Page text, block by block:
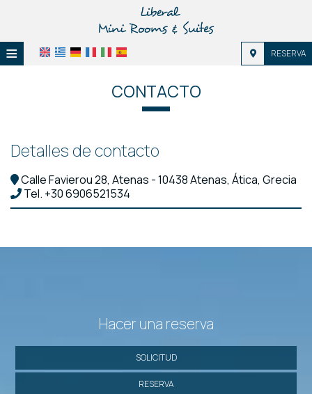
≡ RESERVA
UBICACIÓN
CONTACTO
Detalles de contacto
Calle Favierou 28, Atenas - 10438 Atenas, Ática, Grecia
Tel. +30 6906521534
Hacer una reserva
SOLICITUD
RESERVA